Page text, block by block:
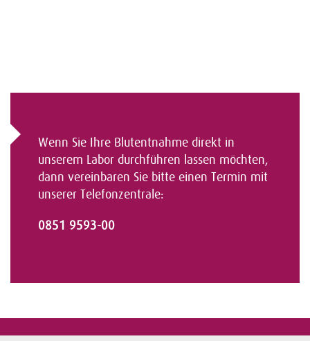
Wenn Sie Ihre Blutentnahme direkt in
unserem Labor durchführen lassen möchten,
dann vereinbaren Sie bitte einen Termin mit
unserer Telefonzentrale:
0851 9593-00